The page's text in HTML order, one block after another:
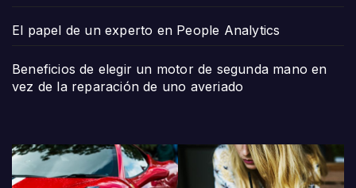
El papel de un experto en People Analytics
Beneficios de elegir un motor de segunda mano en
vez de la reparación de uno averiado